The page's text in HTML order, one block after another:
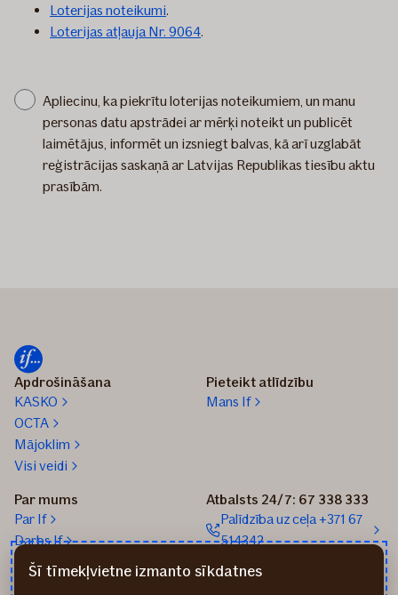
Loterijas noteikumi.
Loterijas atļauja Nr. 9064.
Apliecinu, ka piekrītu loterijas noteikumiem, un manu
personas datu apstrādei ar mērķi noteikt un publicēt
laimētājus, informēt un izsniegt balvas, kā arī uzglabāt
reģistrācijas saskaņā ar Latvijas Republikas tiesību aktu
prasībām.
Apdrošināšana
KASKO
OCTA
Mājoklim
Visi veidi
Pieteikt atlīdzību
Mans If
Par mums
Par If
Darbs If
Medijiem
Atbalsts 24/7: 67 338 333
Palīdzība uz ceļa +371 67
514342
Sūtīt e-pastu: info@if.lv
Šī tīmekļvietne izmanto sīkdatnes